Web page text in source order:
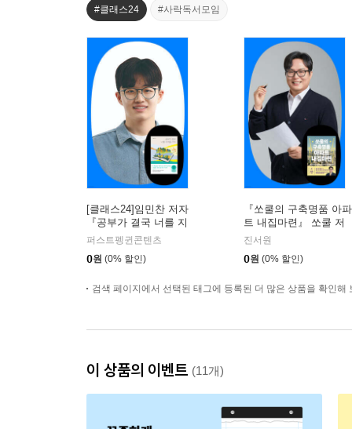
#클래스24 #사락독서모임
[클래스24]임민찬 저자
『공부가 결국 너를 지
켜줄 거야』온라인 북토
퍼스트펭귄콘텐츠
0원 (0% 할인)
『쏘쿨의 구축명품 아파
트 내집마련』 쏘쿨 저
자 온라인 북토크
진서원
0원 (0% 할인)
검색 페이지에서 선택된 태그에 등록된 더 많은 상품을 확인해
이 상품의 이벤트 (11개)